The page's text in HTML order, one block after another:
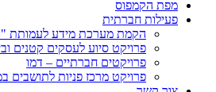
מפת הקמפוס
פעילות חברתית
הקמת מערכת מידע לעמותת
פרויקט סיוע לעסקים קטנים
פרויקטים חברתיים – דמו
פרויקט מרכז פניות לתושבים